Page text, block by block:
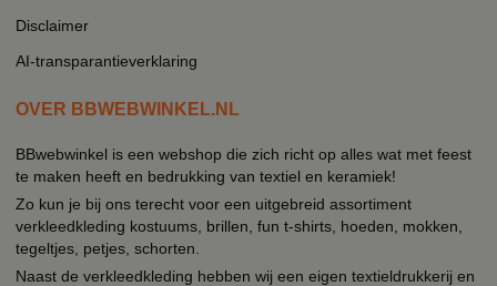
Disclaimer
AI-transparantieverklaring
OVER BBWEBWINKEL.NL
BBwebwinkel is een webshop die zich richt op alles wat met feest
te maken heeft en bedrukking van textiel en keramiek!
Zo kun je bij ons terecht voor een uitgebreid assortiment
verkleedkleding kostuums, brillen, fun t-shirts, hoeden, mokken,
tegeltjes, petjes, schorten.
Naast de verkleedkleding hebben wij een eigen textieldrukkerij en